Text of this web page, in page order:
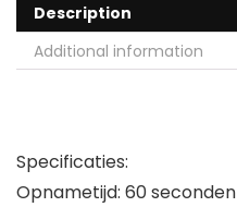
Description
Additional information
Specificaties:
Opnametijd: 60 seconden